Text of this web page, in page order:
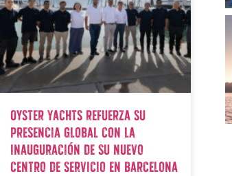
Oyster Yachts refuerza su
presencia global con la
inauguración de su nuevo
centro de servicio en Barcelona